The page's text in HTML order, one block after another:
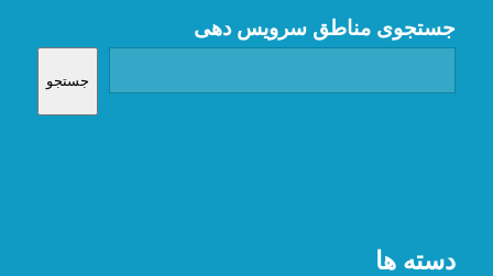
جستجوی مناطق سرویس دهی
جستجو
دسته ها